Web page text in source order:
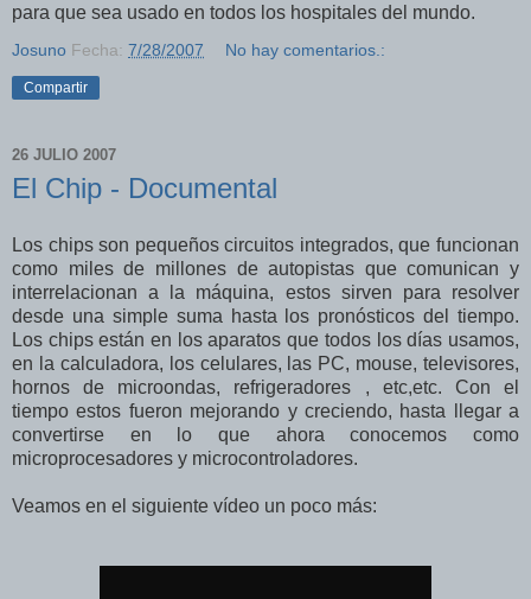
para que sea usado en todos los hospitales del mundo.
Josuno Fecha: 7/28/2007 No hay comentarios.:
Compartir
26 JULIO 2007
El Chip - Documental
Los chips son pequeños circuitos integrados, que funcionan
como miles de millones de autopistas que comunican y
interrelacionan a la máquina, estos sirven para resolver
desde una simple suma hasta los pronósticos del tiempo.
Los chips están en los aparatos que todos los días usamos,
en la calculadora, los celulares, las PC, mouse, televisores,
hornos de microondas, refrigeradores , etc,etc. Con el
tiempo estos fueron mejorando y creciendo, hasta llegar a
convertirse en lo que ahora conocemos como
microprocesadores y microcontroladores.
Veamos en el siguiente vídeo un poco más: